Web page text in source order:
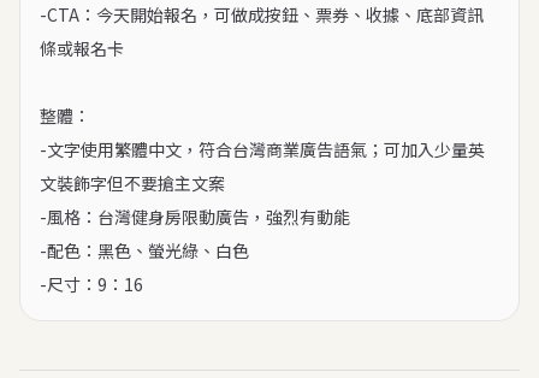
-CTA：今天開始報名，可做成按鈕、票券、收據、底部資訊
條或報名卡
整體：
-文字使用繁體中文，符合台灣商業廣告語氣；可加入少量英
文裝飾字但不要搶主文案
-風格：台灣健身房限動廣告，強烈有動能
-配色：黑色、螢光綠、白色
-尺寸：9：16